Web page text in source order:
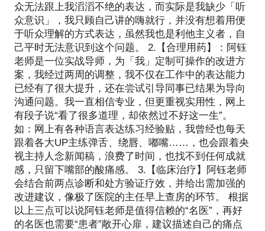
众无法跟上我滔滔不绝的表达，而实际是我缺少「听
众意识」，我只顾自己讲的嗨就行，并没有想着用便
于听众理解的方式表达，虽然我也是利他主义者，自
己平时无法意识到这个问题。 2.【合理用药】：阿钰
老师是一位实战导师，为「我」定制可操作的改进方
案，我经过两周的调整，我不仅在工作中的表达能力
已经有了很大提升，还在尝试引导同事已结果为导向
沟通问题。我一直相信专业，但更重视实用性，网上
有段子说“看了很多道理，却依然过不好这一生”。
如：网上有各种语言表达练习经验贴，我曾经也每天
跟着各大UP主练弹舌、绕唇、嘟嘴……，也会跟着央
视主持人念新闻稿，浪费了时间，也找不到任何成就
感，只留下嘴部的酸痛感。 3.【临床治疗】阿钰老师
会结合前两点诊断和处方验证疗效，并给出需加强的
改进建议，像极了医院的主任早上查房的环节。 根据
以上三点可以说阿钰老师是值得信赖的“名医”，再好
的名医也需要“患者”敞开心扉，建议描述自己的痛点